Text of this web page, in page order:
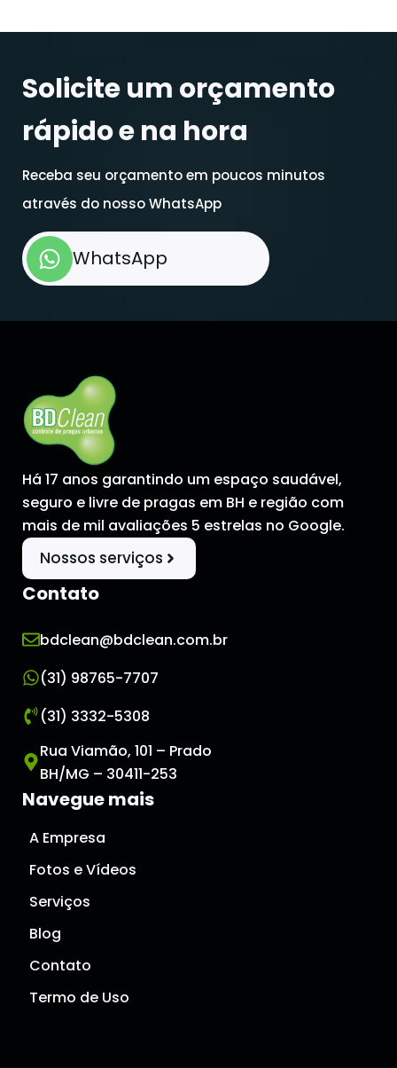
Solicite um orçamento
rápido e na hora
Receba seu orçamento em poucos minutos
através do nosso WhatsApp
WhatsApp
Há 17 anos garantindo um espaço saudável,
seguro e livre de pragas em BH e região com
mais de mil avaliações 5 estrelas no Google.
Nossos serviços
Contato
bdclean@bdclean.com.br
(31) 98765-7707
(31) 3332-5308
Rua Viamão, 101 – Prado
BH/MG – 30411-253
Navegue mais
A Empresa
Fotos e Vídeos
Serviços
Blog
Contato
Termo de Uso